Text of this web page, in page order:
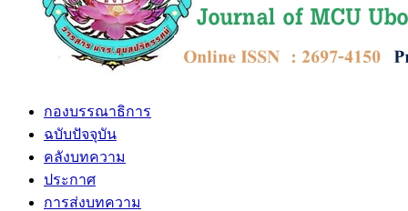
กองบรรณาธิการ
ฉบับปัจจุบัน
คลังบทความ
ประกาศ
การส่งบทความ